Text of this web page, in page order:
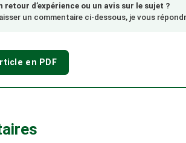
retour d’expérience ou un avis sur le sujet ?
un commentaire ci-dessous, je vous
en PDF